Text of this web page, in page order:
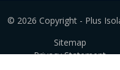
© 2026 Copyright - Plus
Sitemap
Privacy Statement